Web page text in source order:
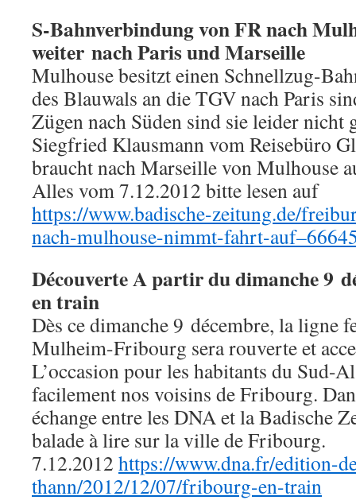
S-Bahnverbindung von FR nach
weiter nach Paris und Marseille
Mulhouse besitzt einen Schnellzug-
des Blauwals an die TGV nach Paris
Zügen nach Süden sind sie leider nicht
Siegfried Klausmann vom Reisebüro
braucht nach Marseille von Mulhouse
Alles vom 7.12.2012 bitte lesen auf
https://www.badische-zeitung.de/
nach-mulhouse-nimmt-fahrt-
Découverte A partir du dimanche 9
en train
Dès ce dimanche 9 décembre, la ligne
Mulheim-Fribourg sera rouverte et
L’occasion pour les habitants du Sud-
facilement nos voisins de Fribourg.
échange entre les DNA et la Badische
balade à lire sur la ville de Fribourg.
7.12.2012 https://www.dna.fr/edition-
thann/2012/12/07/fribourg-en-train